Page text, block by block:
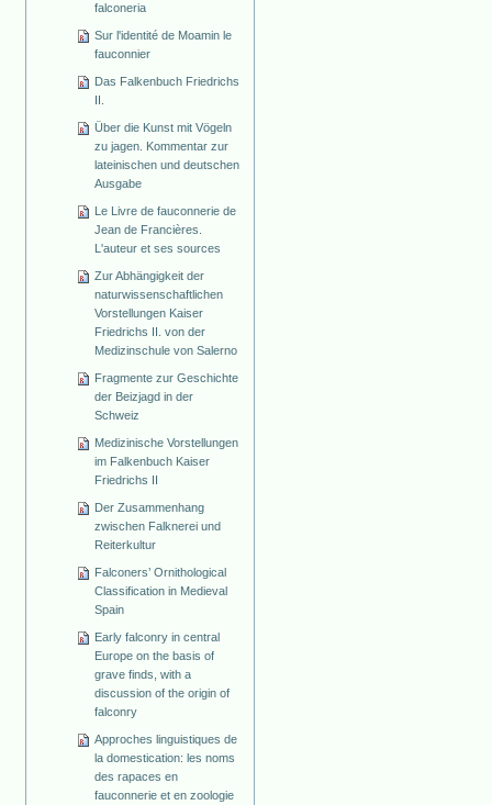
falconeria
Sur l'identité de Moamin le
fauconnier
Das Falkenbuch Friedrichs
Über die Kunst mit Vögeln
zu jagen. Kommentar zur
lateinischen und deutschen
Ausgabe
Le Livre de fauconnerie de
Jean de Francières.
L'auteur et ses sources
Zur Abhängigkeit der
naturwissenschaftlichen
Vorstellungen Kaiser
Friedrichs II. von der
Medizinschule von Salerno
Fragmente zur Geschichte
der Beizjagd in der
Schweiz
Medizinische Vorstellungen
im Falkenbuch Kaiser
Friedrichs II
Der Zusammenhang
zwischen Falknerei und
Reiterkultur
Falconers’ Ornithological
Classification in Medieval
Spain
Early falconry in central
Europe on the basis of
grave finds, with a
discussion of the origin of
falconry
Approches linguistiques de
la domestication: les noms
des rapaces en
fauconnerie et en zoologie